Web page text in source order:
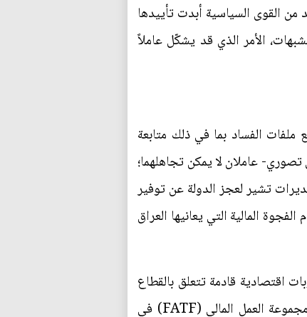
من القوى السياسية أبدت تأييدها
الأمر الذي قد يشكّل عاملاً
ملفات الفساد بما في ذلك متابعة
عاملان لا يمكن تجاهلهما؛
تشير لعجز الدولة عن توفير
المالية التي يعانيها العراق
اقتصادية قادمة تتعلق بالقطاع
المالي في العراق مالم يعالج العراق عمليات تهريب العملة إلى الخارج، فضلاً عن تصنيف العراق من قبل مجموعة العمل المالي (FATF) في